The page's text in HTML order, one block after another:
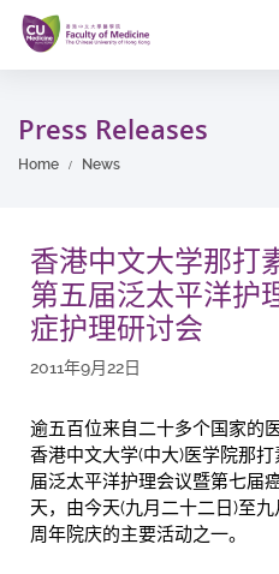
Skip
main
content
Press Releases
Home News
香港中文大学那打
第五届泛太平洋护
症护理研讨会
2011年9月22日
逾五百位来自二十多个国家的
香港中文大学(中大)医学院那
届泛太平洋护理会议暨第七届
天，由今天(九月二十二日)至
周年院庆的主要活动之一。